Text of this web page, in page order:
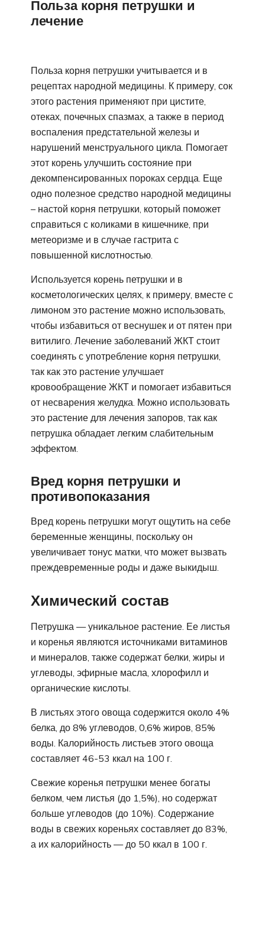
Польза корня петрушки и
лечение
Польза корня петрушки учитывается и в
рецептах народной медицины. К примеру, сок
этого растения применяют при цистите,
отеках, почечных спазмах, а также в период
воспаления предстательной железы и
нарушений менструального цикла. Помогает
этот корень улучшить состояние при
декомпенсированных пороках сердца. Еще
одно полезное средство народной медицины
– настой корня петрушки, который поможет
справиться с коликами в кишечнике, при
метеоризме и в случае гастрита с
повышенной кислотностью.
Используется корень петрушки и в
косметологических целях, к примеру, вместе с
лимоном это растение можно использовать,
чтобы избавиться от веснушек и от пятен при
витилиго. Лечение заболеваний ЖКТ стоит
соединять с употребление корня петрушки,
так как это растение улучшает
кровообращение ЖКТ и помогает избавиться
от несварения желудка. Можно использовать
это растение для лечения запоров, так как
петрушка обладает легким слабительным
эффектом.
Вред корня петрушки и
противопоказания
Вред корень петрушки могут ощутить на себе
беременные женщины, поскольку он
увеличивает тонус матки, что может вызвать
преждевременные роды и даже выкидыш.
Химический состав
Петрушка — уникальное растение. Ее листья
и коренья являются источниками витаминов
и минералов, также содержат белки, жиры и
углеводы, эфирные масла, хлорофилл и
органические кислоты.
В листьях этого овоща содержится около 4%
белка, до 8% углеводов, 0,6% жиров, 85%
воды. Калорийность листьев этого овоща
составляет 46-53 ккал на 100 г.
Свежие коренья петрушки менее богаты
белком, чем листья (до 1,5%), но содержат
больше углеводов (до 10%). Содержание
воды в свежих кореньях составляет до 83%,
а их калорийность — до 50 ккал в 100 г.